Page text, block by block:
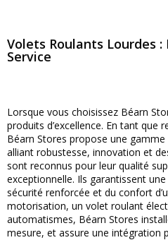
Volets Roulants Lourdes
Service
Lorsque vous choisissez Béarn
produits d’excellence. En tant que
Béarn Stores propose une
alliant robustesse, innovation et
sont reconnus pour leur qualité
exceptionnelle. Ils garantissent
sécurité renforcée et du confort
motorisation, un volet roulant
automatismes, Béarn Stores
mesure, et assure une intégration